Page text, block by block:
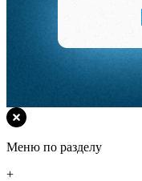
Меню по разделу
+